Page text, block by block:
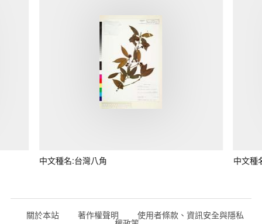
中文種名:台灣八角 中文種
關於本站 著作權聲明 使用者條款、資訊安全與隱私